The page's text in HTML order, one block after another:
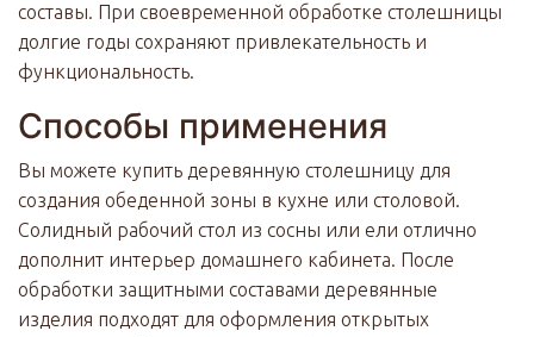
составы. При своевременной обработке столешницы
долгие годы сохраняют привлекательность и
функциональность.
Способы применения
Вы можете купить деревянную столешницу для
создания обеденной зоны в кухне или столовой.
Солидный рабочий стол из сосны или ели отлично
дополнит интерьер домашнего кабинета. После
обработки защитными составами деревянные
изделия подходят для оформления открытых